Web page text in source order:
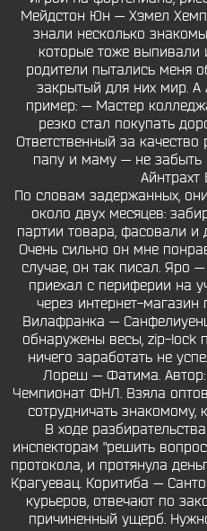
Мейдстон Юн — Хэмел
знали несколько
которые тоже выпивали
родители пытались меня
закрытый для них мир.
пример: — Мастер
резко стал покупать
Ответственный за
папу и маму — не забыть
Айнтрахт
По словам задержанных,
около двух месяцев:
партии товара, фасовали и
Очень сильно он мне
случае, он так писал. Яро
приехал с периферии на
через интернет-
Вилафранка —
обнаружены весы, zip-lock
ничего заработать не
Лореш — Фатима.
Чемпионат ФНЛ. Взяла
сотрудничать знакомому,
В ходе
инспекторам "решить
протокола, и протянула
Крагуевац. Коритиба —
курьеров, отвечают по
причиненный ущерб.